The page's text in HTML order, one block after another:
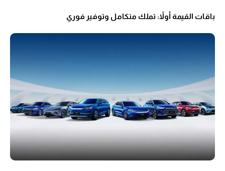
باقات القيمة أولاً: تملك متكامل وتوفير فوري